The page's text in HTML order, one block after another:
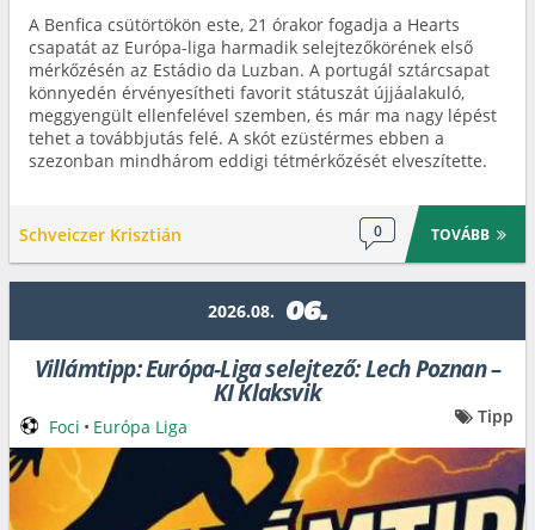
A Benfica csütörtökön este, 21 órakor fogadja a Hearts
csapatát az Európa-liga harmadik selejtezőkörének első
mérkőzésén az Estádio da Luzban. A portugál sztárcsapat
könnyedén érvényesítheti favorit státuszát újjáalakuló,
meggyengült ellenfelével szemben, és már ma nagy lépést
tehet a továbbjutás felé. A skót ezüstérmes ebben a
szezonban mindhárom eddigi tétmérkőzését elveszítette.
Schveiczer Krisztián 0 TOVÁBB
2026.08. 06.
Villámtipp: Európa-Liga selejtező: Lech Poznan –
KI Klaksvik
Foci • Európa Liga Tipp